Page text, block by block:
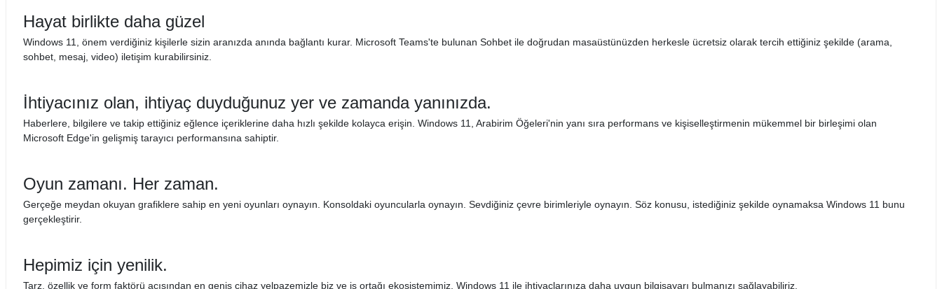
Hayat birlikte daha güzel
Windows 11, önem verdiğiniz kişilerle sizin aranızda anında bağlantı kurar. Microsoft Teams'te bulunan Sohbet ile doğrudan masaüstünüzden herkesle ücretsiz olarak tercih ettiğiniz şekilde (arama,
sohbet, mesaj, video) iletişim kurabilirsiniz.
İhtiyacınız olan, ihtiyaç duyduğunuz yer ve zamanda yanınızda.
Haberlere, bilgilere ve takip ettiğiniz eğlence içeriklerine daha hızlı şekilde kolayca erişin. Windows 11, Arabirim Öğeleri'nin yanı sıra performans ve kişiselleştirmenin mükemmel bir birleşimi olan
Microsoft Edge'in gelişmiş tarayıcı performansına sahiptir.
Oyun zamanı. Her zaman.
Gerçeğe meydan okuyan grafiklere sahip en yeni oyunları oynayın. Konsoldaki oyuncularla oynayın. Sevdiğiniz çevre birimleriyle oynayın. Söz konusu, istediğiniz şekilde oynamaksa Windows 11 bunu
gerçekleştirir.
Hepimiz için yenilik.
Tarz, özellik ve form faktörü açısından en geniş cihaz yelpazemizle biz ve iş ortağı ekosistemimiz, Windows 11 ile ihtiyaçlarınıza daha uygun bilgisayarı bulmanızı sağlayabiliriz.